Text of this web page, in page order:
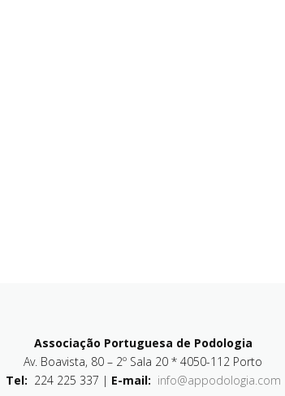
Associação Portuguesa de Podologia
Av. Boavista, 80 – 2º Sala 20 * 4050-112 Porto
Tel: 224 225 337 | E-mail: info@appodologia.com